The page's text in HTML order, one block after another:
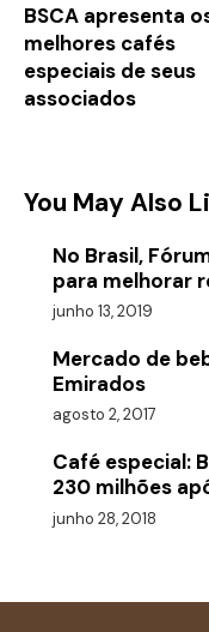
BSCA apresenta
melhores cafés
especiais de seus
associados
You May Also
No Brasil,
para melhorar
junho 13, 2019
Mercado de
Emirados
agosto 2, 2017
Café especial:
230 milhões
junho 28, 2018